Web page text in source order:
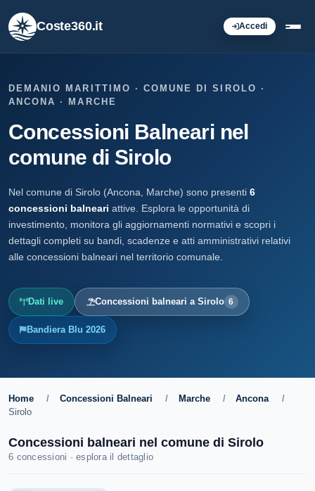
Coste360.it Accedi
DEMANIO MARITTIMO · COMUNE DI SIROLO ·
ANCONA · MARCHE
Concessioni Balneari nel
comune di Sirolo
Nel comune di Sirolo (Ancona, Marche) sono presenti 6
concessioni balneari attive. Esplora le opportunità di
investimento, monitora gli aggiornamenti normativi e scopri i
dettagli completi su bandi, scadenze e atti amministrativi relativi
alle concessioni balneari nel territorio comunale.
Dati live Concessioni balneari a Sirolo 6
Bandiera Blu 2026
Home / Concessioni Balneari / Marche / Ancona
/
Sirolo
Concessioni balneari nel comune di Sirolo
6 concessioni · esplora il dettaglio